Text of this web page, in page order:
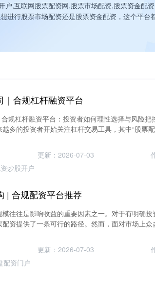
,互联网股票配资网,股票市场配资,股票资金配
进行股票市场配资还是股票资金配资，这个平台
｜合规杠杆融资平台
规杠杆融资平台：投资者如何理性选择与风险把
多的投资者开始关注杠杆交易工具，其中“股票
更新：2026-07-03
炒股开户
| 合规配资平台推荐
往往是影响收益的重要因素之一。对于有明确
资提供了一条可行的路径。然而，面对市场上
更新：2026-07-03
配资门户